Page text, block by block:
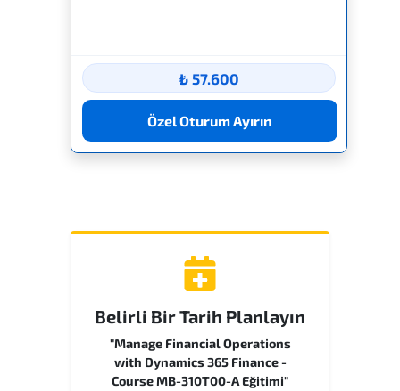
₺ 57.600
Özel Oturum Ayırın
Belirli Bir Tarih Planlayın
"Manage Financial Operations
with Dynamics 365 Finance -
Course MB-310T00-A Eğitimi"